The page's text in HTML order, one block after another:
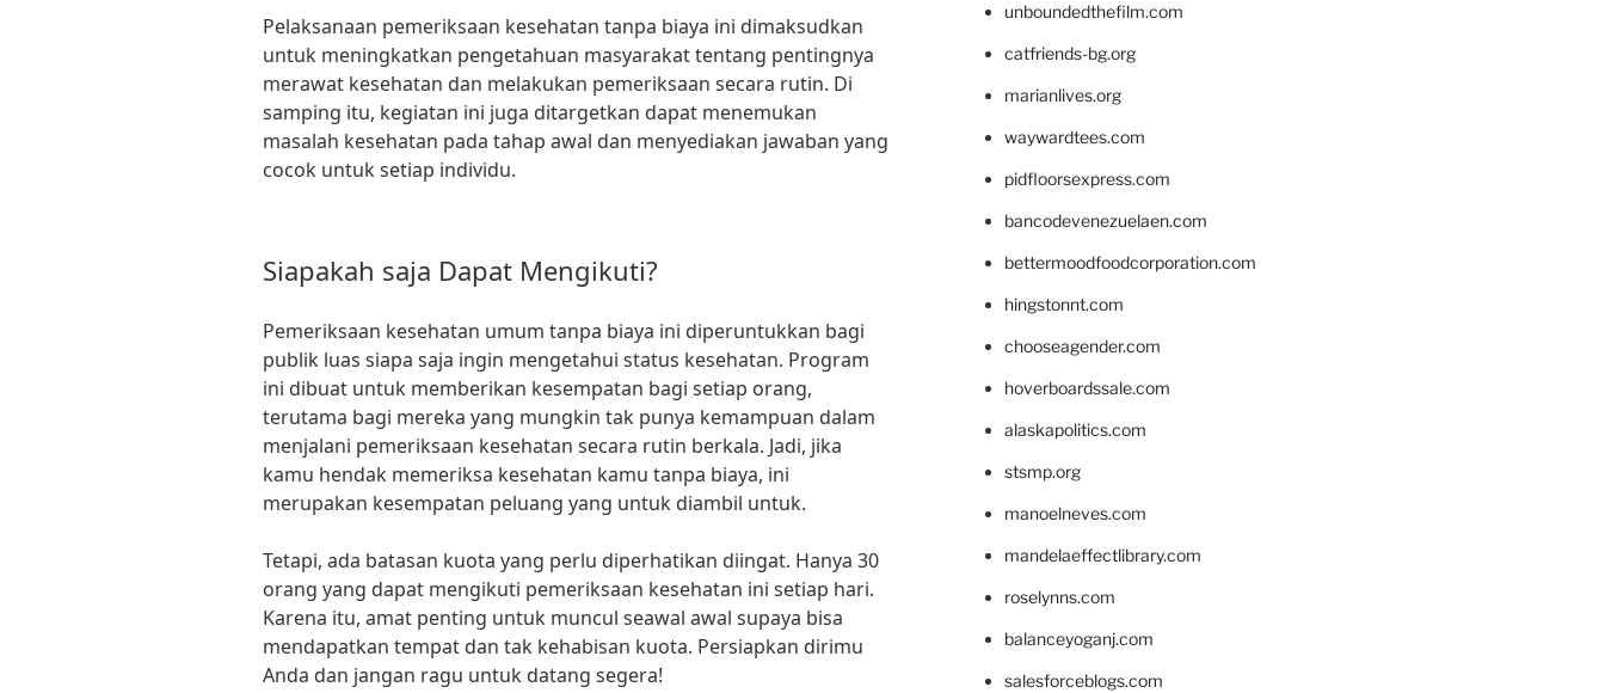
Pelaksanaan pemeriksaan kesehatan tanpa biaya ini dimaksudkan
untuk meningkatkan pengetahuan masyarakat tentang pentingnya
merawat kesehatan dan melakukan pemeriksaan secara rutin. Di
samping itu, kegiatan ini juga ditargetkan dapat menemukan
masalah kesehatan pada tahap awal dan menyediakan jawaban yang
cocok untuk setiap individu.
Siapakah saja Dapat Mengikuti?
Pemeriksaan kesehatan umum tanpa biaya ini diperuntukkan bagi
publik luas siapa saja ingin mengetahui status kesehatan. Program
ini dibuat untuk memberikan kesempatan bagi setiap orang,
terutama bagi mereka yang mungkin tak punya kemampuan dalam
menjalani pemeriksaan kesehatan secara rutin berkala. Jadi, jika
kamu hendak memeriksa kesehatan kamu tanpa biaya, ini
merupakan kesempatan peluang yang untuk diambil untuk.
Tetapi, ada batasan kuota yang perlu diperhatikan diingat. Hanya 30
orang yang dapat mengikuti pemeriksaan kesehatan ini setiap hari.
Karena itu, amat penting untuk muncul seawal awal supaya bisa
mendapatkan tempat dan tak kehabisan kuota. Persiapkan dirimu
Anda dan jangan ragu untuk datang segera!
unboundedthefilm.com
catfriends-bg.org
marianlives.org
waywardtees.com
pidfloorsexpress.com
bancodevenezuelaen.com
bettermoodfoodcorporation.com
hingstonnt.com
chooseagender.com
hoverboardssale.com
alaskapolitics.com
stsmp.org
manoelneves.com
mandelaeffectlibrary.com
roselynns.com
balanceyoganj.com
salesforceblogs.com